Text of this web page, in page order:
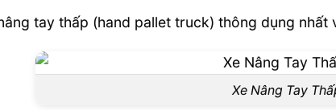
mua xe nâng tay thấp 3.5 tấn
quan xe nâng tay thấp
tay thấp (hand pallet truck) thông dụng nhất
Xe Nâng Tay